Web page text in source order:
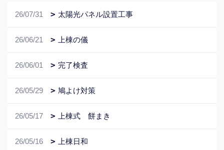
26/07/31 太陽光パネル設置工事
26/06/21 上棟の儀
26/06/01 完了検査
26/05/29 鳩よけ対策
26/05/17 上棟式 餅まき
26/05/16 上棟日和